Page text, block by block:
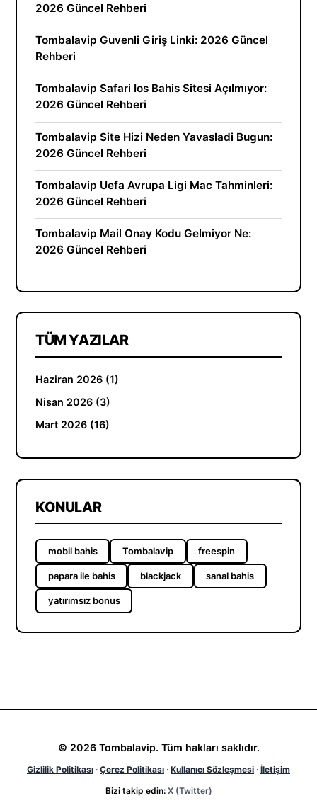
2026 Güncel Rehberi
Tombalavip Guvenli Giriş Linki: 2026 Güncel
Rehberi
Tombalavip Safari Ios Bahis Sitesi Açılmıyor:
2026 Güncel Rehberi
Tombalavip Site Hizi Neden Yavasladi Bugun:
2026 Güncel Rehberi
Tombalavip Uefa Avrupa Ligi Mac Tahminleri:
2026 Güncel Rehberi
Tombalavip Mail Onay Kodu Gelmiyor Ne:
2026 Güncel Rehberi
TÜM YAZILAR
Haziran 2026 (1)
Nisan 2026 (3)
Mart 2026 (16)
KONULAR
mobil bahis Tombalavip freespin
papara ile bahis blackjack sanal bahis
yatırımsız bonus
© 2026 Tombalavip. Tüm hakları saklıdır.
Gizlilik Politikası · Çerez Politikası · Kullanıcı Sözleşmesi · İletişim
Bizi takip edin: X (Twitter)